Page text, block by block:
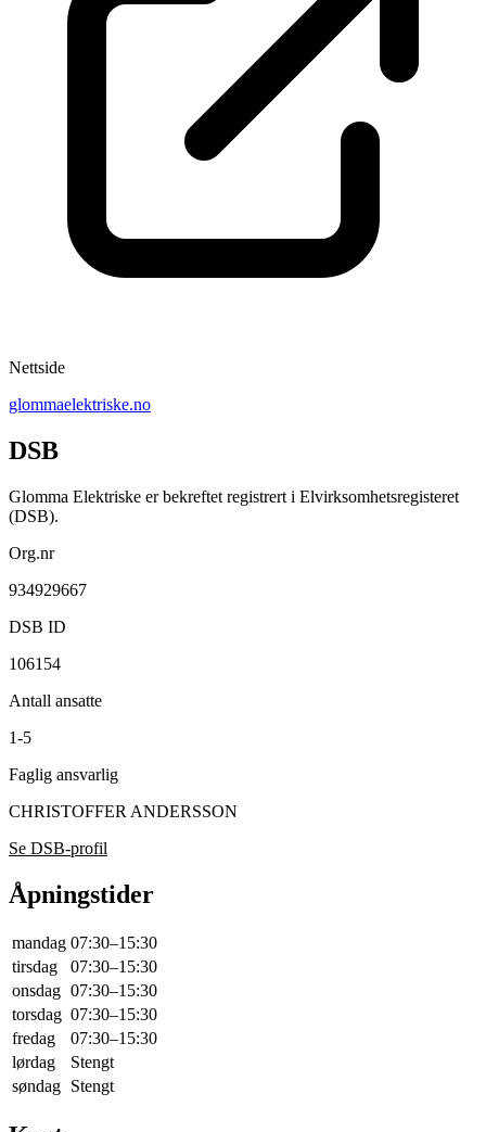
Nettside
glommaelektriske.no
DSB
Glomma Elektriske er bekreftet registrert i Elvirksomhetsregisteret
(DSB).
Org.nr
934929667
DSB ID
106154
Antall ansatte
1-5
Faglig ansvarlig
CHRISTOFFER ANDERSSON
Se DSB-profil
Åpningstider
mandag 07:30–15:30
tirsdag
07:30–15:30
onsdag 07:30–15:30
torsdag 07:30–15:30
fredag
07:30–15:30
lørdag
Stengt
søndag Stengt